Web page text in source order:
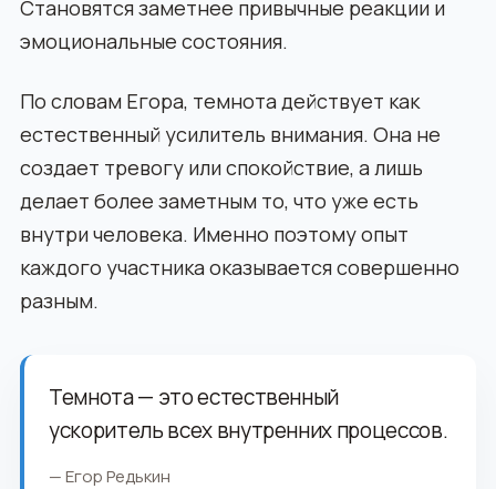
Становятся заметнее привычные реакции и
эмоциональные состояния.
По словам Егора, темнота действует как
естественный усилитель внимания. Она не
создает тревогу или спокойствие, а лишь
делает более заметным то, что уже есть
внутри человека. Именно поэтому опыт
каждого участника оказывается совершенно
разным.
Темнота — это естественный
ускоритель всех внутренних процессов.
— Егор Редькин